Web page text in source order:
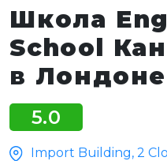
Школа
School
в Лондоне
5.0
Import Building, 2